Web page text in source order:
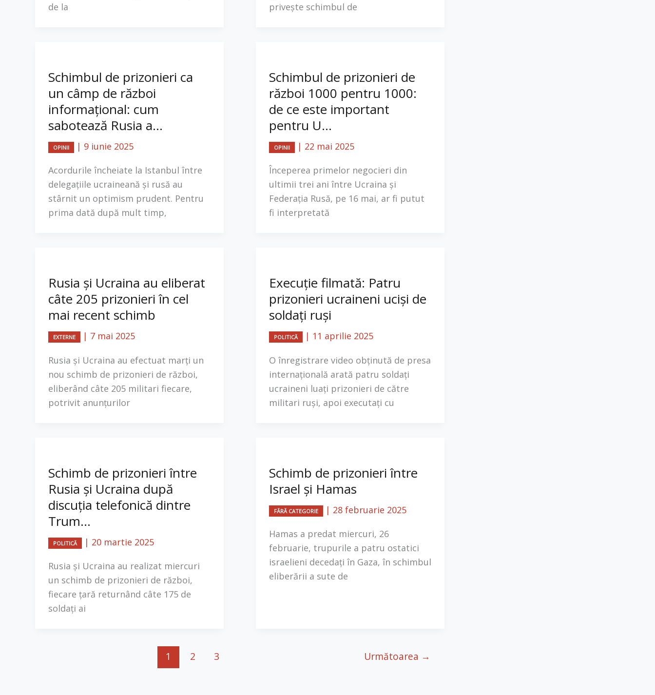
de la
privește schimbul de
Schimbul de prizonieri ca
un câmp de război
informațional: cum
sabotează Rusia a...
OPINII | 9 iunie 2025
Acordurile încheiate la Istanbul între
delegațiile ucraineană și rusă au
stârnit un optimism prudent. Pentru
prima dată după mult timp,
Schimbul de prizonieri de
război 1000 pentru 1000:
de ce este important
pentru U...
OPINII | 22 mai 2025
Începerea primelor negocieri din
ultimii trei ani între Ucraina și
Federația Rusă, pe 16 mai, ar fi putut
fi interpretată
Rusia și Ucraina au eliberat
câte 205 prizonieri în cel
mai recent schimb
EXTERNE | 7 mai 2025
Rusia și Ucraina au efectuat marți un
nou schimb de prizonieri de război,
eliberând câte 205 militari fiecare,
potrivit anunțurilor
Execuție filmată: Patru
prizonieri ucraineni uciși de
soldați ruși
POLITICĂ | 11 aprilie 2025
O înregistrare video obținută de presa
internațională arată patru soldați
ucraineni luați prizonieri de către
militari ruși, apoi executați cu
Schimb de prizonieri între
Rusia și Ucraina după
discuția telefonică dintre
Trum...
POLITICĂ | 20 martie 2025
Rusia și Ucraina au realizat miercuri
un schimb de prizonieri de război,
fiecare țară returnând câte 175 de
soldați ai
Schimb de prizonieri între
Israel și Hamas
FĂRĂ CATEGORIE | 28 februarie 2025
Hamas a predat miercuri, 26
februarie, trupurile a patru ostatici
israelieni decedați în Gaza, în schimbul
eliberării a sute de
1 2 3 Următoarea →